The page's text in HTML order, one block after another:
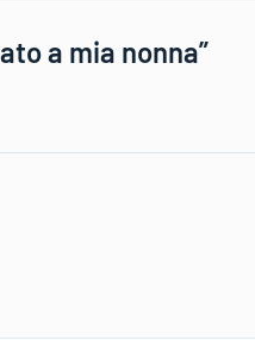
a mia nonna”